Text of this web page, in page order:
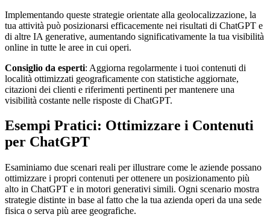
Implementando queste strategie orientate alla geolocalizzazione, la
tua attività può posizionarsi efficacemente nei risultati di ChatGPT e
di altre IA generative, aumentando significativamente la tua visibilità
online in tutte le aree in cui operi.
Consiglio da esperti: Aggiorna regolarmente i tuoi contenuti di
località ottimizzati geograficamente con statistiche aggiornate,
citazioni dei clienti e riferimenti pertinenti per mantenere una
visibilità costante nelle risposte di ChatGPT.
Esempi Pratici: Ottimizzare i Contenuti
per ChatGPT
Esaminiamo due scenari reali per illustrare come le aziende possano
ottimizzare i propri contenuti per ottenere un posizionamento più
alto in ChatGPT e in motori generativi simili. Ogni scenario mostra
strategie distinte in base al fatto che la tua azienda operi da una sede
fisica o serva più aree geografiche.